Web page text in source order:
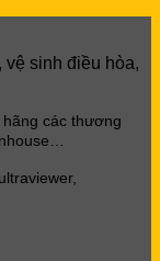
sinh điều hòa,
các thương